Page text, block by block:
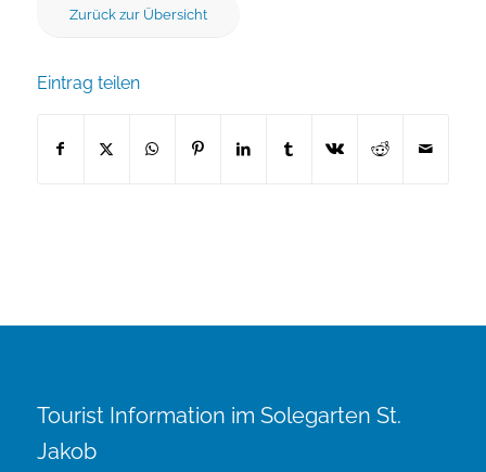
Zurück zur Übersicht
Eintrag teilen
Tourist Information im Solegarten St.
Jakob